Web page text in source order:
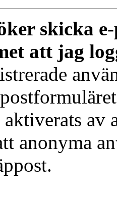
skicka
att jag
aktiverats av
anonyma